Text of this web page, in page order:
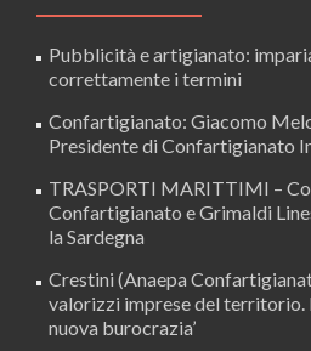
Pubblicità e artigianato:
correttamente i termini
Confartigianato: Giacomo
Presidente di Confartigianato
TRASPORTI MARITTIMI –
Confartigianato e Grimaldi
la Sardegna
Crestini (Anaepa
valorizzi imprese del territorio.
nuova burocrazia’